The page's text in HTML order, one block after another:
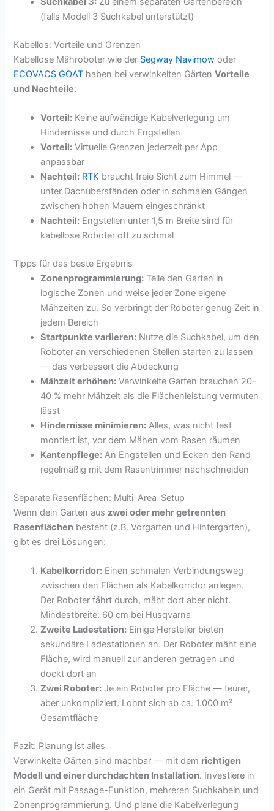
(falls Modell 3 Suchkabel unterstützt)
Kabellos: Vorteile und Grenzen
Kabellose Mähroboter wie der Segway Navimow oder
ECOVACS GOAT haben bei verwinkelten GärtenVorteile
und Nachteile:
Vorteil: Keine aufwändige Kabelverlegung um
Hindernisse und durch Engstellen
Vorteil: Virtuelle Grenzen jederzeit per App
anpassbar
Nachteil: RTK braucht freie Sicht zum Himmel —
unter Dachüberständen oder in schmalen Gängen
zwischen hohen Mauern eingeschränkt
Nachteil: Engstellen unter 1,5 m Breite sind für
kabellose Roboter oft zu schmal
Tipps für das beste Ergebnis
Zonenprogrammierung: Teile den Garten in
logische Zonen und weise jeder Zone eigene
Mähzeiten zu. So verbringt der Roboter genug Zeit in
jedem Bereich
Startpunkte variieren: Nutze die Suchkabel, um den
Roboter an verschiedenen Stellen starten zu lassen
— das verbessert die Abdeckung
Mähzeit erhöhen: Verwinkelte Gärten brauchen 20–
40 % mehr Mähzeit als die Flächenleistung vermuten
lässt
Hindernisse minimieren: Alles, was nicht fest
montiert ist, vor dem Mähen vom Rasen räumen
Kantenpflege: An Engstellen und Ecken den Rand
regelmäßig mit dem Rasentrimmer nachschneiden
Separate Rasenflächen: Multi-Area-Setup
Wenn dein Garten aus zwei oder mehr getrennten
Rasenflächen besteht (z.B. Vorgarten und Hintergarten),
gibt es drei Lösungen:
Kabelkorridor: Einen schmalen Verbindungsweg
zwischen den Flächen als Kabelkorridor anlegen.
Der Roboter fährt durch, mäht dort aber nicht.
Mindestbreite: 60 cm bei Husqvarna
Zweite Ladestation: Einige Hersteller bieten
sekundäre Ladestationen an. Der Roboter mäht eine
Fläche, wird manuell zur anderen getragen und
dockt dort an
Zwei Roboter: Je ein Roboter pro Fläche — teurer,
aber unkompliziert. Lohnt sich ab ca. 1.000 m²
Gesamtfläche
Fazit: Planung ist alles
Verwinkelte Gärten sind machbar — mit dem richtigen
Modell und einer durchdachten Installation. Investiere in
ein Gerät mit Passage-Funktion, mehreren Suchkabeln und
Zonenprogrammierung. Und plane die Kabelverlegung